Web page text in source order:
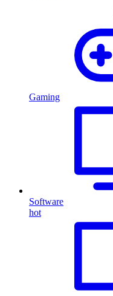
Gaming
Software
hot